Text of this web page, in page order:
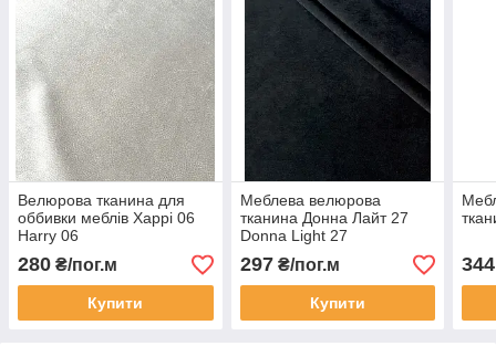
Велюрова тканина для
оббивки меблів Харрі 06
Harry 06
280 ₴/пог.м
Купити
Меблева велюрова
тканина Донна Лайт 27
Donna Light 27
297₴/пог.м
Купити
344